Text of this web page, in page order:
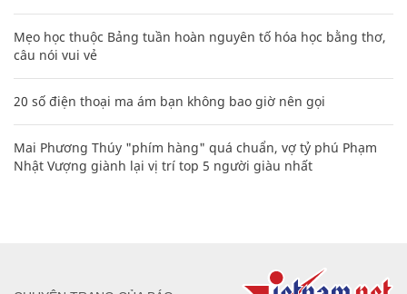
Mẹo học thuộc Bảng tuần hoàn nguyên tố hóa học bằng thơ,
câu nói vui vẻ
20 số điện thoại ma ám bạn không bao giờ nên gọi
Mai Phương Thúy "phím hàng" quá chuẩn, vợ tỷ phú Phạm
Nhật Vượng giành lại vị trí top 5 người giàu nhất